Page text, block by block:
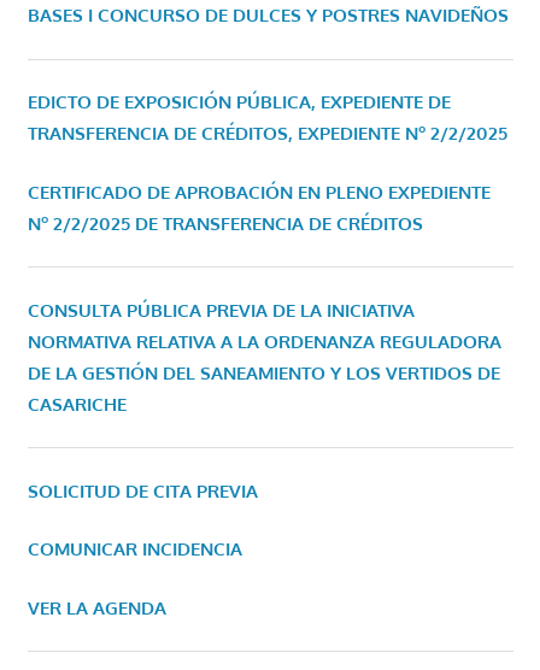
BASES I CONCURSO DE DULCES Y POSTRES NAVIDEÑOS
EDICTO DE EXPOSICIÓN PÚBLICA, EXPEDIENTE DE
TRANSFERENCIA DE CRÉDITOS, EXPEDIENTE Nº 2/2/2025
CERTIFICADO DE APROBACIÓN EN PLENO EXPEDIENTE
Nº 2/2/2025 DE TRANSFERENCIA DE CRÉDITOS
CONSULTA PÚBLICA PREVIA DE LA INICIATIVA
NORMATIVA RELATIVA A LA ORDENANZA REGULADORA
DE LA GESTIÓN DEL SANEAMIENTO Y LOS VERTIDOS DE
CASARICHE
SOLICITUD DE CITA PREVIA
COMUNICAR INCIDENCIA
VER LA AGENDA